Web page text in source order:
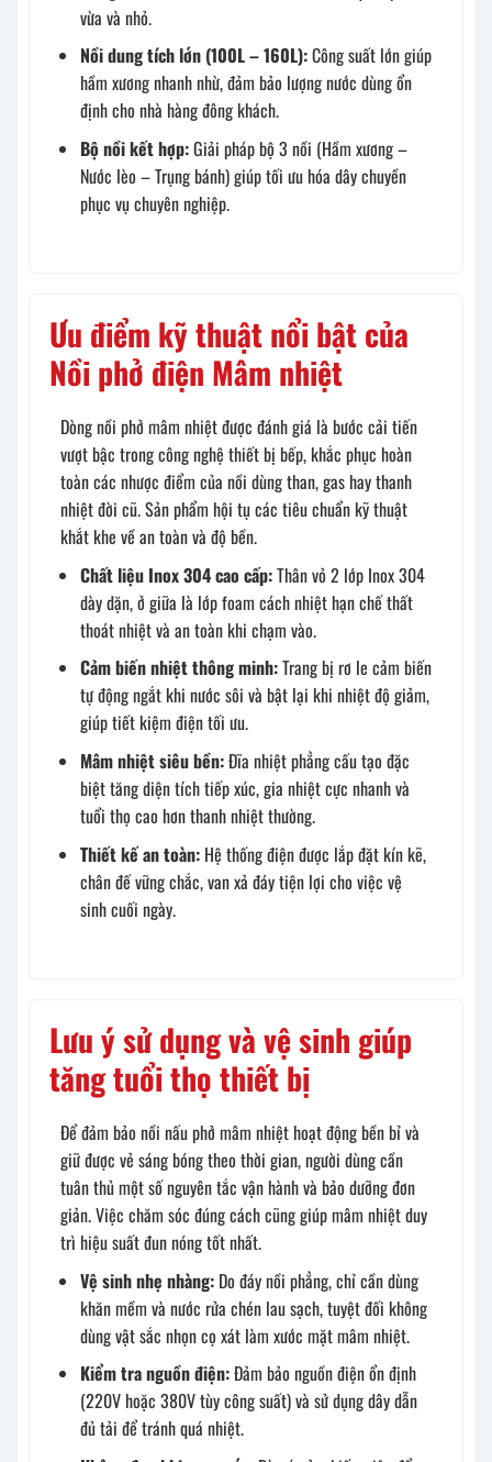
vừa và nhỏ.
Nồi dung tích lớn (100L – 160L):Công suất lớn giúp
hầm xương nhanh nhừ, đảm bảo lượng nước dùng ổn
định cho nhà hàng đông khách.
Bộ nồi kết hợp:Giải pháp bộ 3 nồi (Hầm xương –
Nước lèo – Trụng bánh) giúp tối ưu hóa dây chuyền
phục vụ chuyên nghiệp.
Ưu điểm kỹ thuật nổi bật của
Nồi phở điện Mâm nhiệt
Dòng nồi phở mâm nhiệt được đánh giá là bước cải tiến
vượt bậc trong công nghệ thiết bị bếp, khắc phục hoàn
toàn các nhược điểm của nồi dùng than, gas hay thanh
nhiệt đời cũ. Sản phẩm hội tụ các tiêu chuẩn kỹ thuật
khắt khe về an toàn và độ bền.
Chất liệu Inox 304 cao cấp:Thân vỏ 2 lớp Inox 304
dày dặn, ở giữa là lớp foam cách nhiệt hạn chế thất
thoát nhiệt và an toàn khi chạm vào.
Cảm biến nhiệt thông minh:Trang bị rơ le cảm biến
tự động ngắt khi nước sôi và bật lại khi nhiệt độ giảm,
giúp tiết kiệm điện tối ưu.
Mâm nhiệt siêu bền:Đĩa nhiệt phẳng cấu tạo đặc
biệt tăng diện tích tiếp xúc, gia nhiệt cực nhanh và
tuổi thọ cao hơn thanh nhiệt thường.
Thiết kế an toàn: Hệ thống điện được lắp đặt kín kẽ,
chân đế vững chắc, van xả đáy tiện lợi cho việc vệ
sinh cuối ngày.
Lưu ý sử dụng và vệ sinh giúp
tăng tuổi thọ thiết bị
Để đảm bảo nồi nấu phở mâm nhiệt hoạt động bền bỉ và
giữ được vẻ sáng bóng theo thời gian, người dùng cần
tuân thủ một số nguyên tắc vận hành và bảo dưỡng đơn
giản. Việc chăm sóc đúng cách cũng giúp mâm nhiệt duy
trì hiệu suất đun nóng tốt nhất.
Vệ sinh nhẹ nhàng: Do đáy nồi phẳng, chỉ cần dùng
khăn mềm và nước rửa chén lau sạch, tuyệt đối không
dùng vật sắc nhọn cọ xát làm xước mặt mâm nhiệt.
Kiểm tra nguồn điện:Đảm bảo nguồn điện ổn định
(220V hoặc 380V tùy công suất) và sử dụng dây dẫn
đủ tải để tránh quá nhiệt.